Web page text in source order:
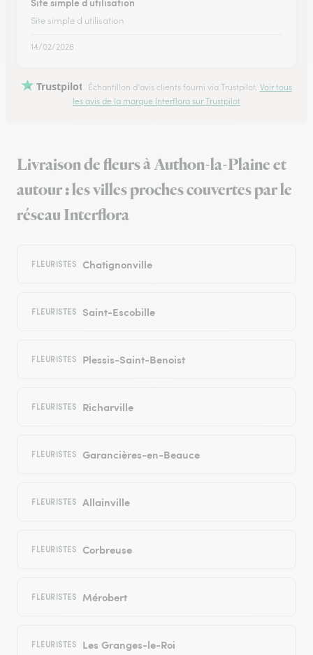
Site simple d utilisation
14/02/2026
Trustpilot Échantillon d'avis clients fourni via Trustpilot. Voir tous
les avis de la marque Interflora sur Trustpilot
Livraison de fleurs à Authon-la-Plaine et
autour : les villes proches couvertes par le
réseau Interflora
FLEURISTES Chatignonville
FLEURISTES Saint-Escobille
FLEURISTES Plessis-Saint-Benoist
FLEURISTES Richarville
FLEURISTES Garancières-en-Beauce
FLEURISTES Allainville
FLEURISTES Corbreuse
FLEURISTES Mérobert
FLEURISTES Les Granges-le-Roi